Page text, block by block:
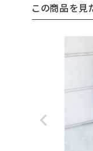
この商品を見